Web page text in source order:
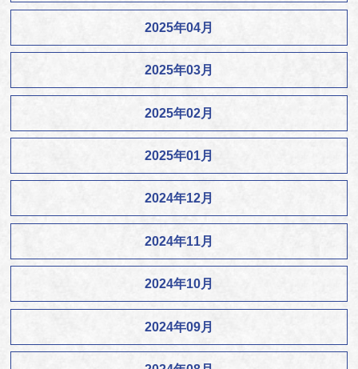
2025年04月
2025年03月
2025年02月
2025年01月
2024年12月
2024年11月
2024年10月
2024年09月